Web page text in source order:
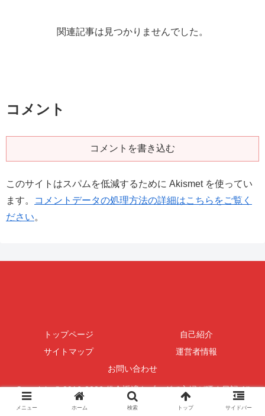
関連記事は見つかりませんでした。
コメント
コメントを書き込む
このサイトはスパムを低減するために Akismet を使ってい
ます。
コメントデータの処理方法の詳細はこちらをご覧く
ださい。
トップページ
自己紹介
サイトマップ
運営者情報
お問い合わせ
Copyright © 2016-2026 借金返済をブログで主婦が晒す日記 All
Rights Reserved.
メニュー ホーム 検索 トップ サイドバー